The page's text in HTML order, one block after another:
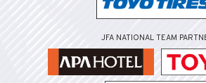
JFA NATIONAL TEAM